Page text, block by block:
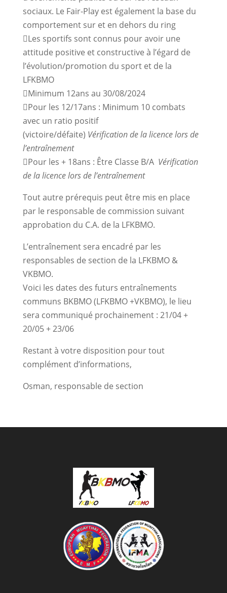
sociaux. Le Fair-Play est également la base du
comportement sur et en dehors du ring
Les sportifs sont connus pour avoir une
attitude positive et constructive à l’égard de
l’évolution/promotion du sport et de la
LFKBMO
Minimum 12ans au 30/08/2024
Pour les 12/17ans : Minimum 10 combats
avec un ratio positif
(victoire/défaite) Vérification de la licence lors de
l’entraînement
Pour les + 18ans : Être Classe B/A Vérification
de la licence lors de l’entraînement
Tout autre prérequis peut être mis en place
par le responsable de commission suivant
approbation du C.A. de la LFKBMO.
L’entraînement sera encadré par les
responsables de section de la LFKBMO &
VKBMO.
Voici les dates des futurs entraînements
communs BKBMO (LFKBMO +VKBMO), le lieu
sera communiqué prochainement : 21/04 +
20/05 + 23/06
Restant à votre disposition pour tout
complément d’informations,
Osman, responsable de section